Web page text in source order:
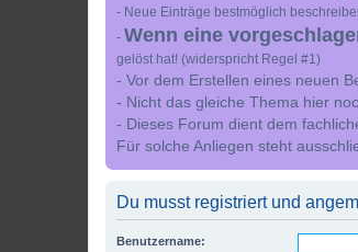
- Neue Einträge bestmöglich
- Wenn eine
gelöst hat! (widerspricht Regel #1)
- Vor dem Erstellen eines neuen
- Nicht das gleiche Thema hier
- Dieses Forum dient dem
Für solche Anliegen steht
Du musst registriert und
Benutzername: